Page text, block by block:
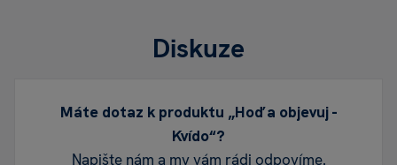
Diskuze
Máte dotaz k produktu „Hoď a objevuj -
Kvído“?
Napište nám a my vám rádi odpovíme.